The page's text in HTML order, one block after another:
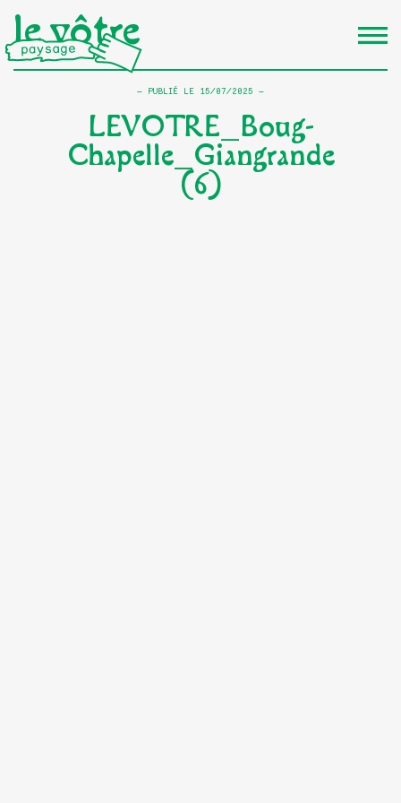
le vôtre
PUBLIÉ LE 15/07/2025
LEVOTRE_Boug-
Chapelle_Giangrande
(6)